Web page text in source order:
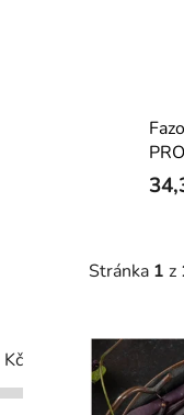
Kč
Stránka 1 z
V
ý
p